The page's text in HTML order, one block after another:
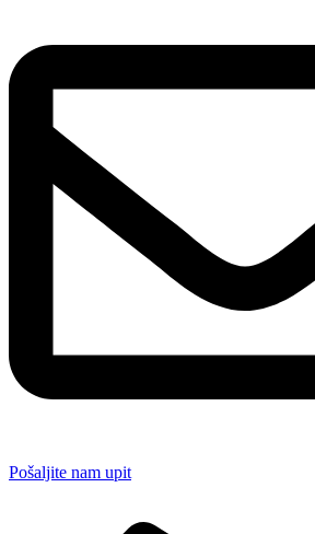
Pošaljite nam upit